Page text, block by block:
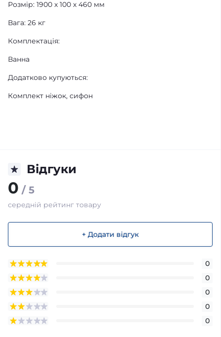
Розмір: 1900 x 100 x 460 мм
Вага: 26 кг
Комплектація:
Ванна
Додатково купуються:
Комплект ніжок, сифон
Відгуки
0 / 5
середній рейтинг товару
+ Додати відгук
0
0
0
0
0